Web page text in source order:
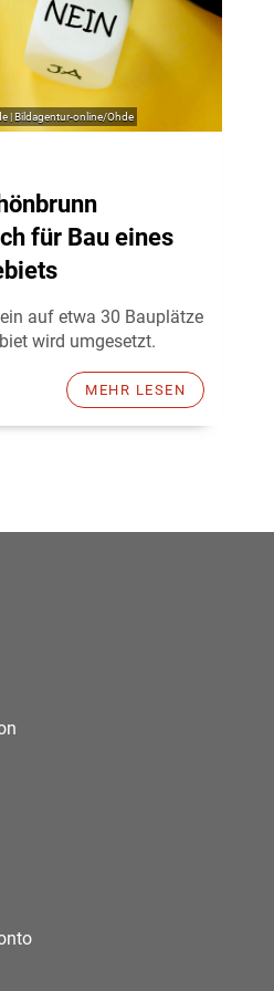
| Bildagentur-online/Ohde
für Bau eines
auf etwa 30 Bauplätze
wird umgesetzt.
MEHR LESEN